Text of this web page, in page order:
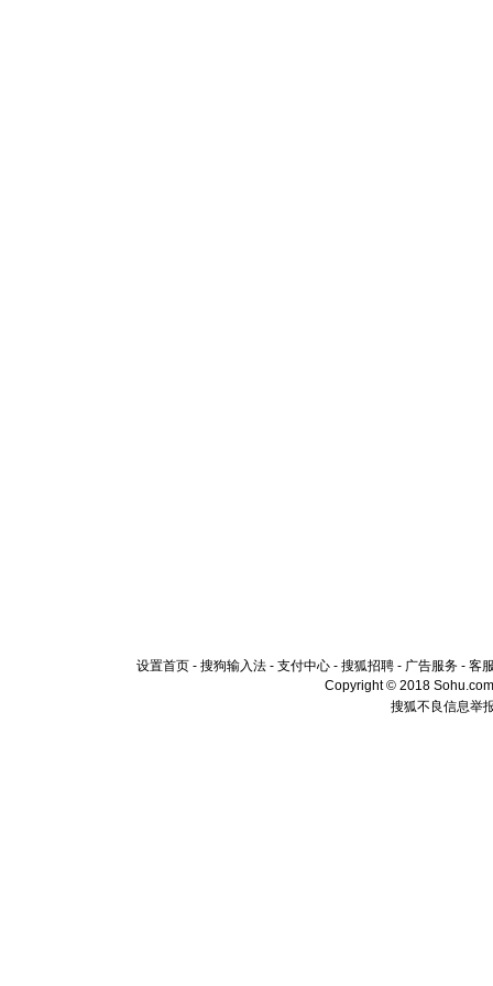
设置首页 - 搜狗输入法 - 支付中心 - 搜狐招聘 - 广告服务 - 客
Copyright © 2018
搜狐不良信息举